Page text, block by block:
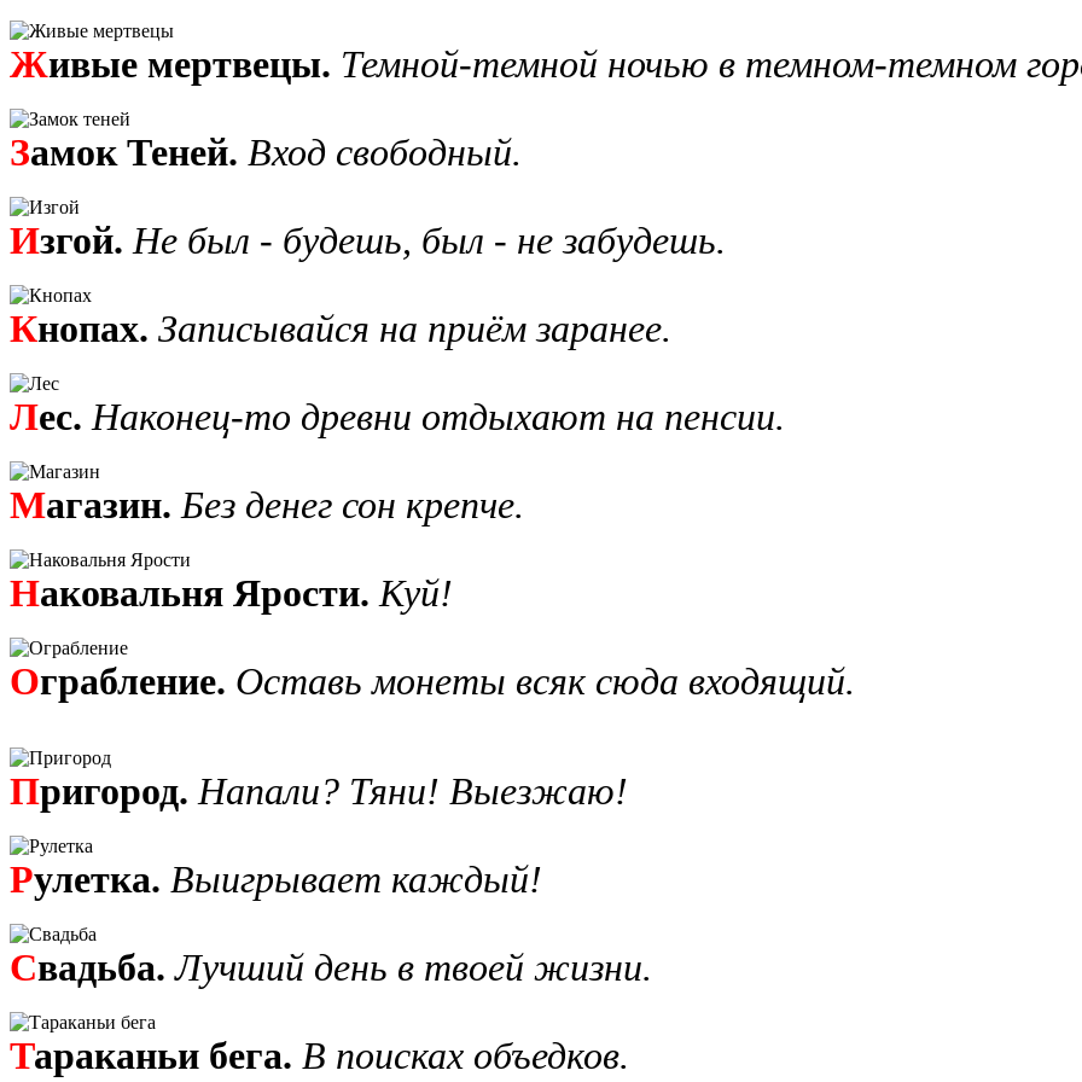
Живые мертвецы. Темной-темной ночью в темном-темном
Замок Теней. Вход свободный.
Изгой. Не был - будешь, был - не забудешь.
Кнопах. Записывайся на приём заранее.
Лес. Наконец-то древни отдыхают на пенсии.
Магазин. Без денег сон крепче.
Наковальня Ярости. Куй!
Ограбление. Оставь монеты всяк сюда входящий.
Пригород. Напали? Тяни! Выезжаю!
Рулетка. Выигрывает каждый!
Свадьба. Лучший день в твоей жизни.
Тараканьи бега. В поисках объедков.